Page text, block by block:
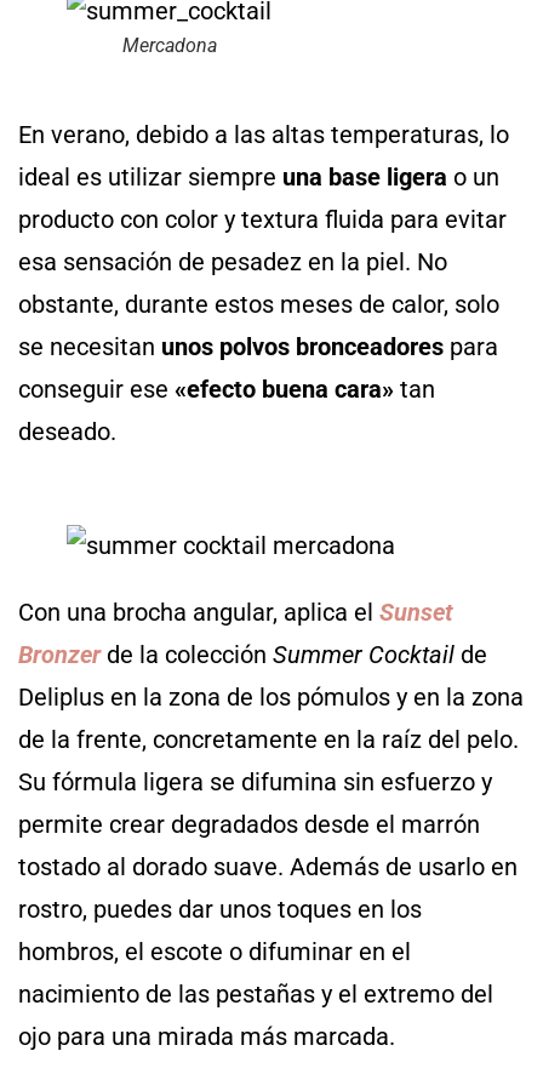
Mercadona
En verano, debido a las altas temperaturas, lo
ideal es utilizar siempre una base ligera o un
producto con color y textura fluida para evitar
esa sensación de pesadez en la piel. No
obstante, durante estos meses de calor, solo
se necesitan unos polvos bronceadores para
conseguir ese «efecto buena cara» tan
deseado.
Con una brocha angular, aplica el Sunset
Bronzerde la colección Summer Cocktail de
Deliplus en la zona de los pómulos y en la zona
de la frente, concretamente en la raíz del pelo.
Su fórmula ligera se difumina sin esfuerzo y
permite crear degradados desde el marrón
tostado al dorado suave. Además de usarlo en
rostro, puedes dar unos toques en los
hombros, el escote o difuminar en el
nacimiento de las pestañas y el extremo del
ojo para una mirada más marcada.